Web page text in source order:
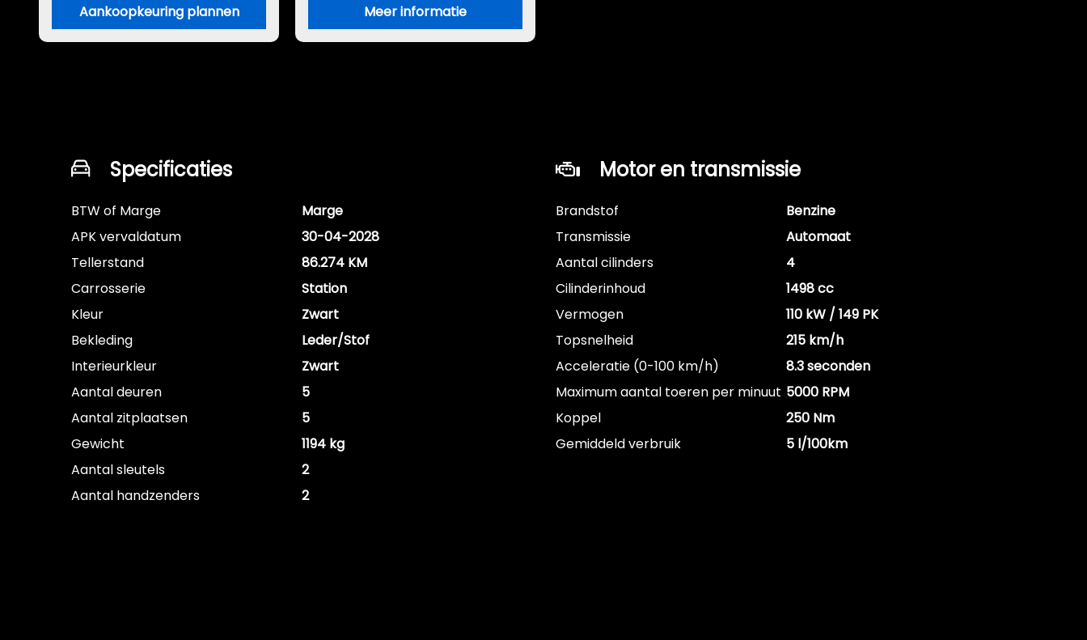
Aankoopkeuring plannen
Meer informatie
Specificaties
BTW of Marge
Marge
APK vervaldatum
30-04-2028
Tellerstand
86.274 KM
Carrosserie
Station
Kleur
Zwart
Bekleding
Leder/Stof
Interieurkleur
Zwart
Aantal deuren
5
Aantal zitplaatsen
5
Gewicht
1194 kg
Aantal sleutels
2
Aantal handzenders
2
Motor en transmissie
Brandstof
Benzine
Transmissie
Automaat
Aantal cilinders
4
Cilinderinhoud
1498 cc
Vermogen
110 kW / 149 PK
Topsnelheid
215 km/h
Acceleratie (0-100 km/h)
8.3 seconden
Maximum aantal toeren per minuut 5000 RPM
Koppel
250 Nm
Gemiddeld verbruik
5 l/100km